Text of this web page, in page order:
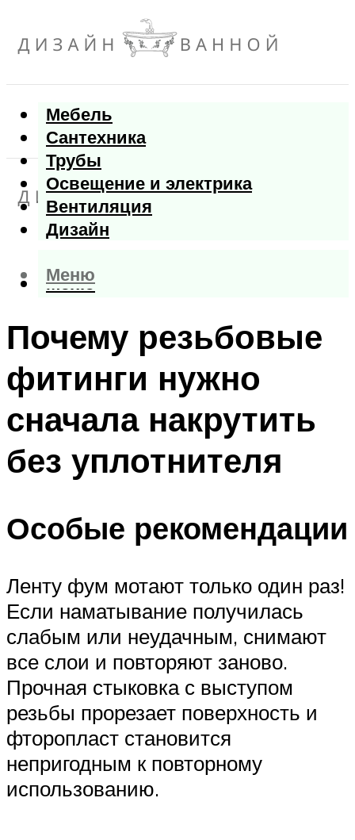
Мебель
Сантехника
Трубы
Освещение и электрика
Вентиляция
Дизайн
Меню
Меню
Почему резьбовые
фитинги нужно
сначала накрутить
без уплотнителя
Особые рекомендации
Ленту фум мотают только один раз!
Если наматывание получилась
слабым или неудачным, снимают
все слои и повторяют заново.
Прочная стыковка с выступом
резьбы прорезает поверхность и
фторопласт становится
непригодным к повторному
использованию.